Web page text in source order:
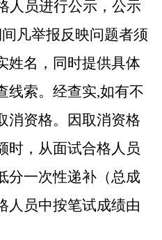
人员进行公示，公示
凡举报反映问题者须
姓名，同时提供具体
线索。经查实,如有不
消资格。因取消资格
时，从面试合格人员
分一次性递补（总成
人员中按笔试成绩由